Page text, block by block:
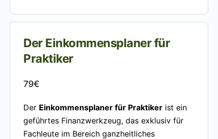
Der Einkommensplaner für
Praktiker
79€
Der Einkommensplaner für Praktiker ist ein
geführtes Finanzwerkzeug, das exklusiv für
Fachleute im Bereich ganzheitliches